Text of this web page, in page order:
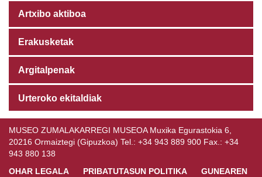
Artxibo aktiboa
Erakusketak
Argitalpenak
Urteroko ekitaldiak
MUSEO ZUMALAKARREGI MUSEOA Muxika Egurastokia 6,
20216 Ormaiztegi (Gipuzkoa) Tel.: +34 943 889 900 Fax.: +34
943 880 138
OHAR LEGALA
PRIBATUTASUN POLITIKA
GUNEAREN